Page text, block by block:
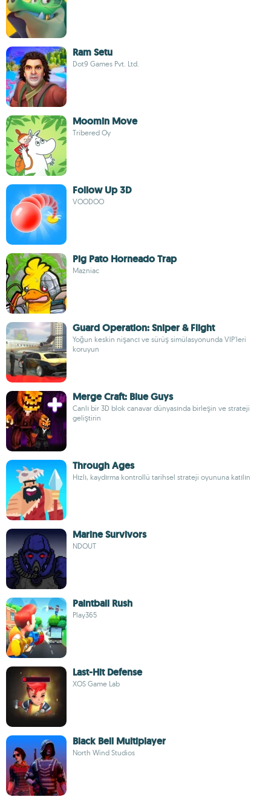
Ram Setu
Dot9 Games Pvt. Ltd.
Moomin Move
Tribered Oy
Follow Up 3D
VOODOO
Pig Pato Horneado Trap
Mazniac
Guard Operation: Sniper & Flight
Yoğun keskin nişancı ve sürüş simülasyonunda VIP'leri
koruyun
Merge Craft: Blue Guys
Canlı bir 3D blok canavar dünyasında birleşin ve strateji
geliştirin
Through Ages
Hızlı, kaydırma kontrollü tarihsel strateji oyununa katılın
Marine Survivors
NDOUT
Paintball Rush
Play365
Last-Hit Defense
XOS Game Lab
Black Bell Multiplayer
North Wind Studios